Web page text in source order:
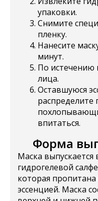
упаковки.
Снимите
пленку.
Нанесите
минут.
По истечению
лица.
Оставшуюся
впитаться.
Форма
Маска выпускается
гидрогелевой
которая
эссенцией. Маска